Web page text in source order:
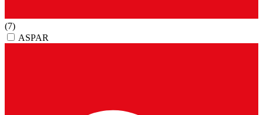
(7)
ASPAR